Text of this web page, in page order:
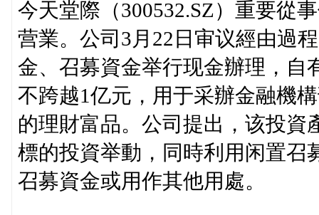
今天堂際（300532.SZ）重要從
营業。公司3月22日审议經由過
金、召募資金举行现金辦理，自
不跨越1亿元，用于采辦金融機
的理財富品。公司提出，该投資
標的投資举動，同時利用闲置召
召募資金或用作其他用處。